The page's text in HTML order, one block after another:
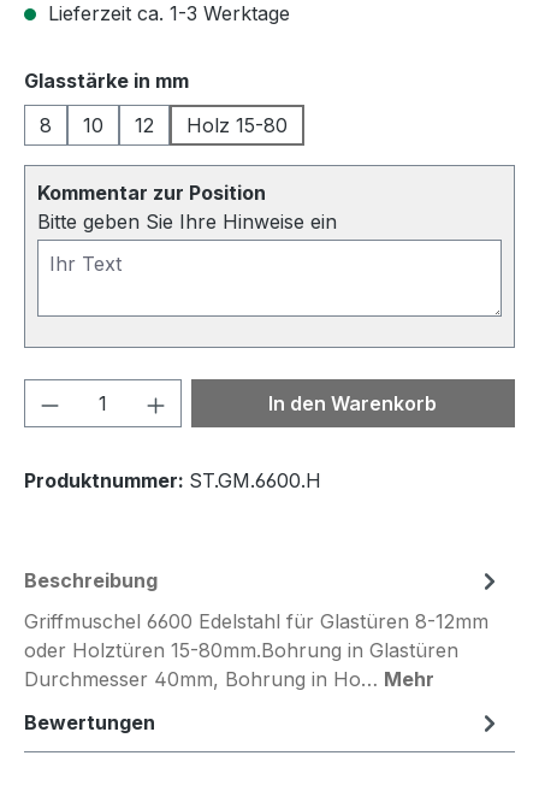
Lieferzeit ca. 1-3 Werktage
Glasstärke in mmauswählen
8
10 12 Holz 15-80
Kommentar zur Position
Bitte geben Sie Ihre Hinweise ein
Produkt Anzahl: Gib denIn den Warenkorb
Produktnummer: ST.GM.6600.H
Beschreibung
Griffmuschel 6600 Edelstahl für Glastüren 8-12mm
oder Holztüren 15-80mm.Bohrung in Glastüren
Durchmesser 40mm, Bohrung in Ho… Mehr
Bewertungen